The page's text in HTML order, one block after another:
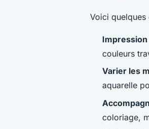
Voici
couleurs
Varier les
aquarelle
coloriage,